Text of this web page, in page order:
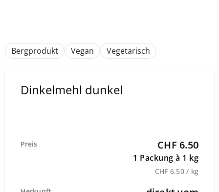
Bergprodukt Vegan Vegetarisch
Dinkelmehl dunkel
Preis CHF 6.50
1 Packung à 1 kg
CHF 6.50 / kg